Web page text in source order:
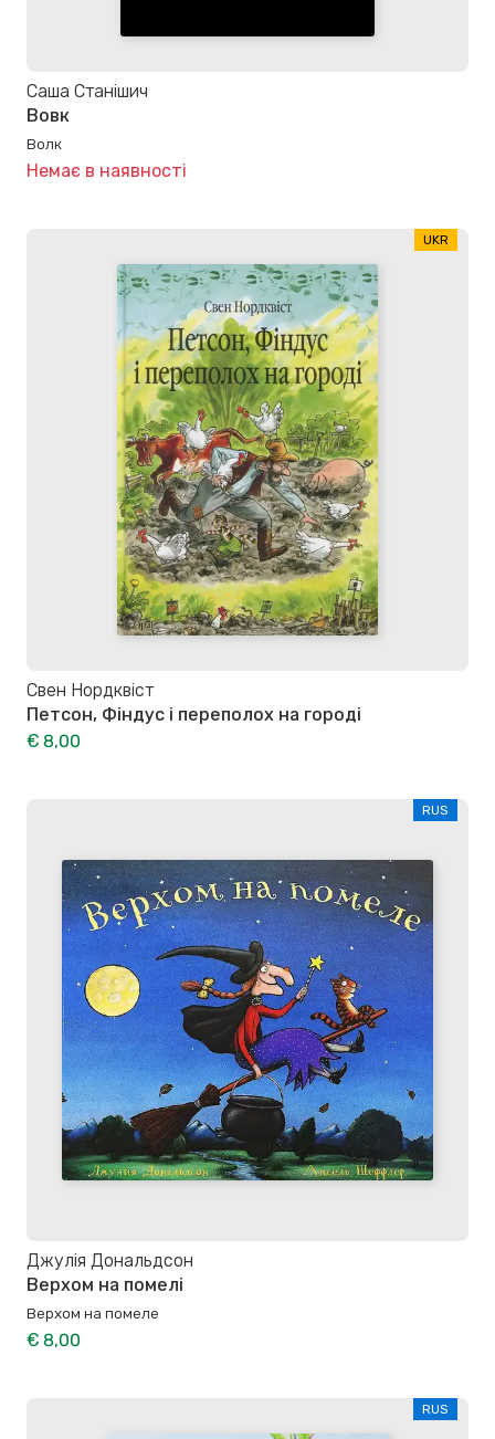
Саша Станішич
Вовк
Волк
Немає в наявності
UKR
Свен Нордквіст
Петсон, Фіндус і переполох на городі
€ 8,00
RUS
Джулія Дональдсон
Верхом на помелі
Верхом на помеле
€ 8,00
RUS